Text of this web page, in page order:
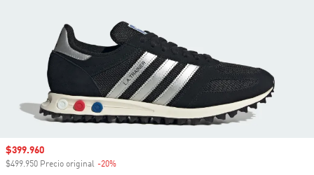
Precio de venta
$399.960
$499.950 Precio original -20%